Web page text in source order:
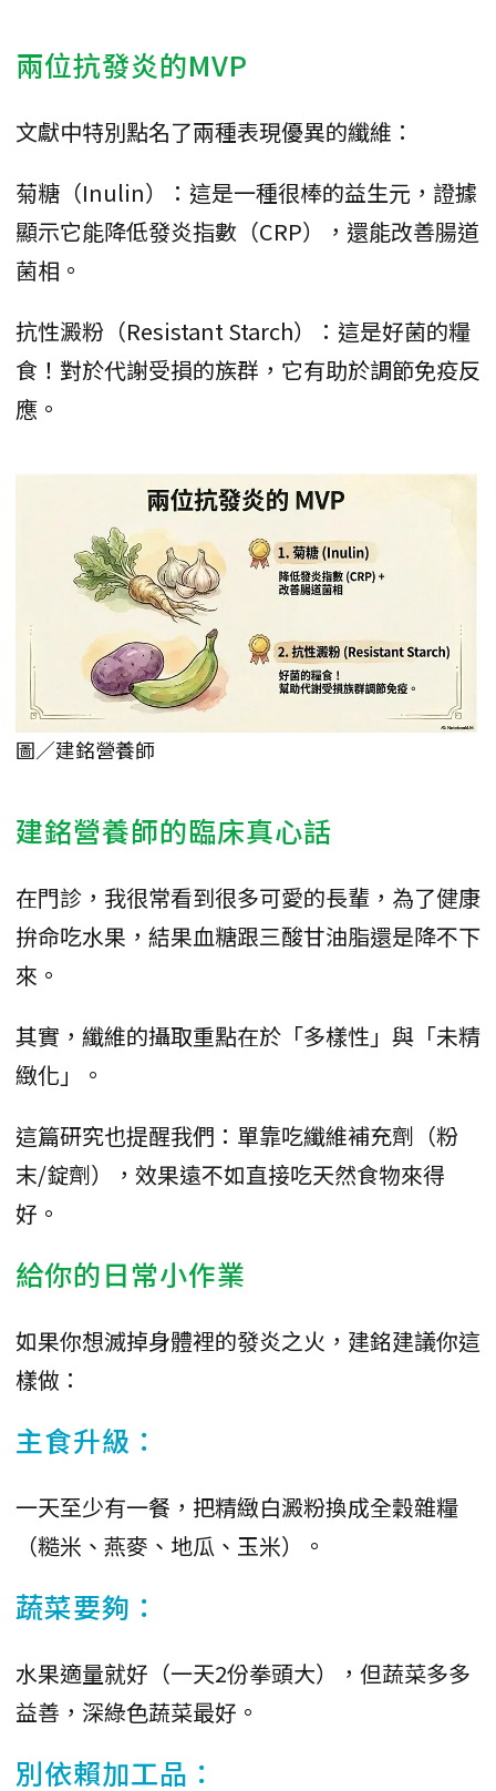
兩位抗發炎的MVP
文獻中特別點名了兩種表現優異的纖維：
菊糖（Inulin）：這是一種很棒的益生元，證據
顯示它能降低發炎指數（CRP），還能改善腸道
菌相。
抗性澱粉（Resistant Starch）：這是好菌的糧
食！對於代謝受損的族群，它有助於調節免疫反
應。
圖／建銘營養師
建銘營養師的臨床真心話
在門診，我很常看到很多可愛的長輩，為了健康
拚命吃水果，結果血糖跟三酸甘油脂還是降不下
來。
其實，纖維的攝取重點在於「多樣性」與「未精
緻化」。
這篇研究也提醒我們：單靠吃纖維補充劑（粉
末/錠劑），效果遠不如直接吃天然食物來得
好。
給你的日常小作業
如果你想滅掉身體裡的發炎之火，建銘建議你這
樣做：
主食升級：
一天至少有一餐，把精緻白澱粉換成全穀雜糧
（糙米、燕麥、地瓜、玉米）。
蔬菜要夠：
水果適量就好（一天2份拳頭大），但蔬菜多多
益善，深綠色蔬菜最好。
別依賴加工品：